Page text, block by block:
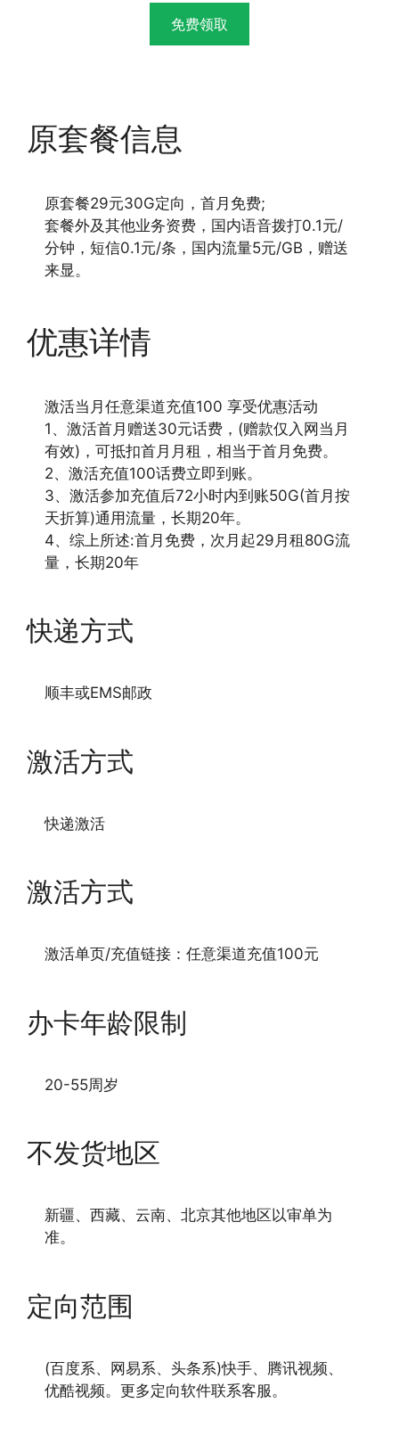
免费领取
原套餐信息
原套餐29元30G定向，首月免费;
套餐外及其他业务资费，国内语音拨打0.1元/
分钟，短信0.1元/条，国内流量5元/GB，赠送
来显。
优惠详情
激活当月任意渠道充值100 享受优惠活动
1、激活首月赠送30元话费，(赠款仅入网当月
有效)，可抵扣首月月租，相当于首月免费。
2、激活充值100话费立即到账。
3、激活参加充值后72小时内到账50G(首月按
天折算)通用流量，长期20年。
4、综上所述:首月免费，次月起29月租80G流
量，长期20年
快递方式
顺丰或EMS邮政
激活方式
快递激活
激活方式
激活单页/充值链接：任意渠道充值100元
办卡年龄限制
20-55周岁
不发货地区
新疆、西藏、云南、北京其他地区以审单为
准。
定向范围
(百度系、网易系、头条系)快手、腾讯视频、
优酷视频。更多定向软件联系客服。